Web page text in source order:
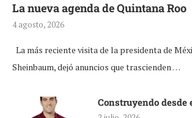
La nueva agenda de Quintana Roo
4 agosto, 2026
La más reciente visita de la presidenta de
Sheinbaum, dejó anuncios que trascienden …
Construyendo desde